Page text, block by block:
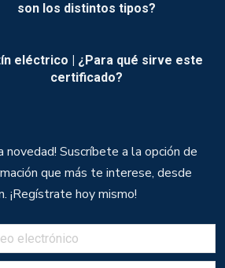
son los distintos tipos?
eléctrico | ¿Para qué sirve este
certificado?
novedad! Suscríbete a la opción de
que más te interese, desde
¡Regístrate hoy mismo!